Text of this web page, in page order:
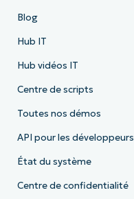
Blog
Hub IT
Hub vidéos IT
Centre de scripts
Toutes nos démos
API pour les développeurs
État du système
Centre de confidentialité